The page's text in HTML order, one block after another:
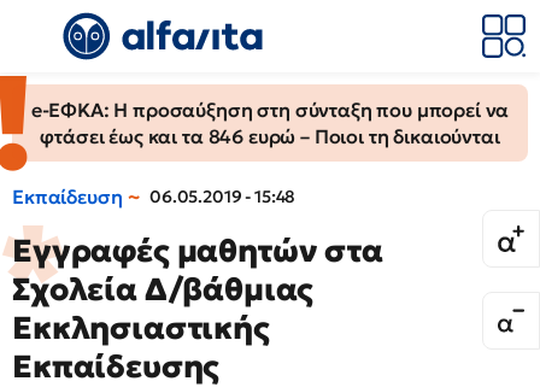
e-ΕΦΚΑ: Η προσαύξηση στη σύνταξη που μπορεί να
φτάσει έως και τα 846 ευρώ – Ποιοι τη δικαιούνται
Εκπαίδευση 06.05.2019 - 15:48
Εγγραφές μαθητών στα
Σχολεία Δ/βάθμιας
Εκκλησιαστικής
Εκπαίδευσης